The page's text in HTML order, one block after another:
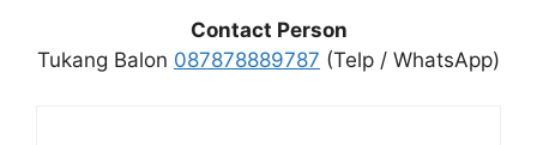
Contact Person
Tukang Balon 087878889787 (Telp / WhatsApp)